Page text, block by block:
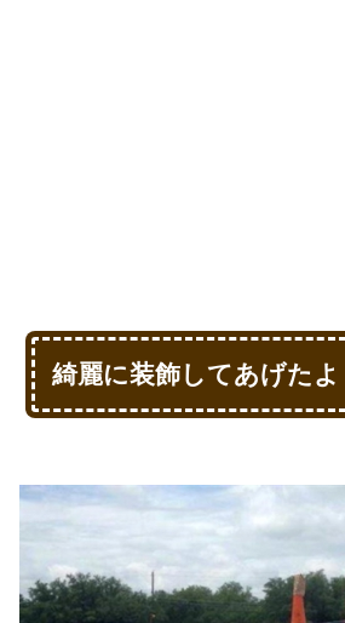
綺麗に装飾してあげたよ